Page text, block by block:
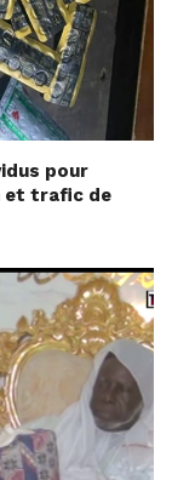
pour
et trafic de